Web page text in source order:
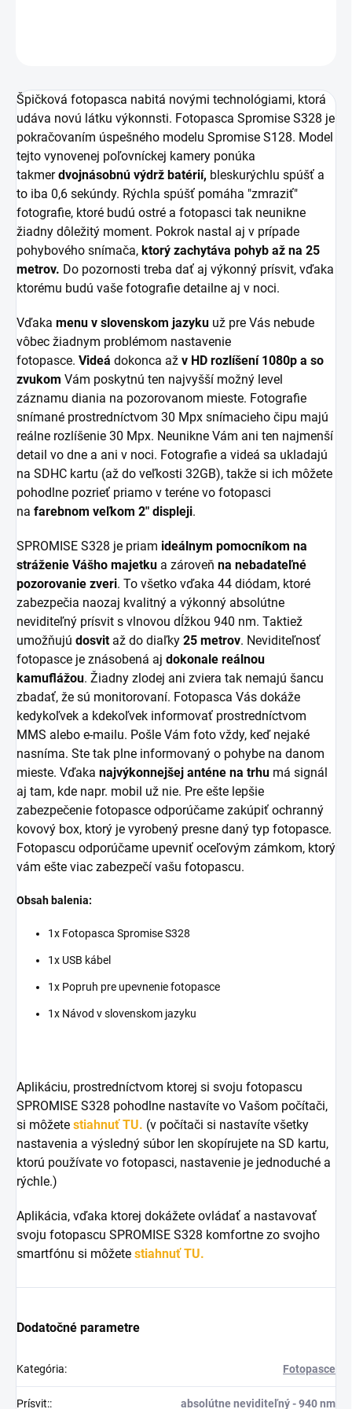
Špičková fotopasca nabitá novými technológiami, ktorá
udáva novú látku výkonnsti. Fotopasca Spromise S328 je
pokračovaním úspešného modelu Spromise S128. Model
tejto vynovenej poľovníckej kamery ponúka
takmerdvojnásobnú výdrž batérií, bleskurýchlu spúšť a
to iba 0,6 sekúndy. Rýchla spúšť pomáha "zmraziť"
fotografie, ktoré budú ostré a fotopasci tak neunikne
žiadny dôležitý moment. Pokrok nastal aj v prípade
pohybového snímača, ktorý zachytáva pohyb až na 25
metrov. Do pozornosti treba dať aj výkonný prísvit, vďaka
ktorému budú vaše fotografie detailne aj v noci.
Vďaka menu v slovenskom jazyku už pre Vás nebude
vôbec žiadnym problémom nastavenie
fotopasce. Videá dokonca až v HD rozlíšení 1080p a so
zvukom Vám poskytnú ten najvyšší možný level
záznamu diania na pozorovanom mieste. Fotografie
snímané prostredníctvom 30 Mpx snímacieho čipu majú
reálne rozlíšenie 30 Mpx. Neunikne Vám ani ten najmenší
detail vo dne a ani v noci. Fotografie a videá sa ukladajú
na SDHC kartu (až do veľkosti 32GB), takže si ich môžete
pohodlne pozrieť priamo v teréne vo fotopasci
na farebnom veľkom 2" displeji.
SPROMISE S328 je priam ideálnym pomocníkom na
stráženie Vášho majetku a zároveň na nebadateľné
pozorovanie zveri. To všetko vďaka 44 diódam, ktoré
zabezpečia naozaj kvalitný a výkonný absolútne
neviditeľný prísvit s vlnovou dĺžkou 940 nm. Taktiež
umožňujú dosvitaž do diaľky 25 metrov. Neviditeľnosť
fotopasce je znásobená aj dokonale reálnou
kamuflážou. Žiadny zlodej ani zviera tak nemajú šancu
zbadať, že sú monitorovaní. Fotopasca Vás dokáže
kedykoľvek a kdekoľvek informovať prostredníctvom
MMS alebo e-mailu. Pošle Vám foto vždy, keď nejaké
nasníma. Ste tak plne informovaný o pohybe na danom
mieste. Vďaka najvýkonnejšej anténe na trhu má signál
aj tam, kde napr. mobil už nie. Pre ešte lepšie
zabezpečenie fotopasce odporúčame zakúpiť ochranný
kovový box, ktorý je vyrobený presne daný typ fotopasce.
Fotopascu odporúčame upevniť oceľovým zámkom, ktorý
vám ešte viac zabezpečí vašu fotopascu.
Obsah balenia:
1x Fotopasca Spromise S328
1x USB kábel
1x Popruh pre upevnenie fotopasce
1x Návod v slovenskom jazyku
Aplikáciu, prostredníctvom ktorej si svoju fotopascu
SPROMISE S328 pohodlne nastavíte vo Vašom počítači,
si môžete stiahnuť TU. (v počítači si nastavíte všetky
nastavenia a výsledný súbor len skopírujete na SD kartu,
ktorú používate vo fotopasci, nastavenie je jednoduché a
rýchle.)
Aplikácia, vďaka ktorej dokážete ovládať a nastavovať
svoju fotopascu SPROMISE S328 komfortne zo svojho
smartfónu si môžete stiahnuť TU.
Dodatočné parametre
Kategória: Fotopasce
Prísvit:: absolútne neviditeľný - 940 nm